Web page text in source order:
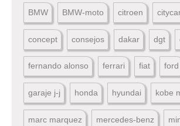
BMW BMW-moto citroen
concept consejos dakar dgt
fernando alonso ferrari fiat ford
garaje j-j honda hyundai kobe
marc marquez mercedes-benz